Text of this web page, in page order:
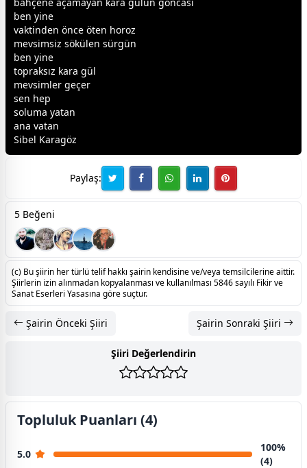
ben yine
vaktinden önce öten horoz
mevsimsiz sökülen sürgün
ben yine
topraksız kara gül
mevsimler geçer
sen hep
soluma yatan
ana vatan
Sibel Karagöz
Paylaş:
5 Beğeni
(c) Bu şiirin her türlü telif hakkı şairin kendisine ve/veya temsilcilerine aittir.
Şiirlerin izin alınmadan kopyalanması ve kullanılması 5846 sayılı Fikir ve
Sanat Eserleri Yasasına göre suçtur.
Şairin Önceki Şiiri Şairin Sonraki Şiiri
Şiiri Değerlendirin
Topluluk Puanları (4)
5.0
100%
(4)